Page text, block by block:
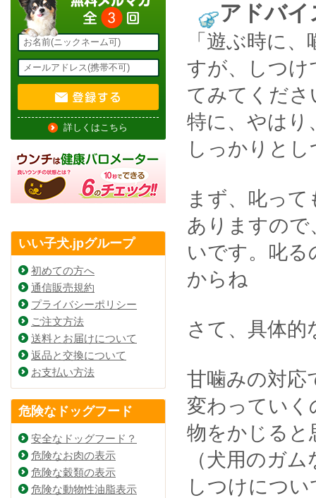
アドバイ
「遊ぶ時に、
すが、しつけ
てみてくださ
特に、やはり
しっかりと
まず、叱っ
ありますので
いです。 叱る
からね
さて、具体
甘噛みの対応
変わってい
物をかじると
（犬用のガ
しつけにつ
詳しくはこちら
いい子犬.jpグループ
初めての方へ
通信販売規約
プライバシーポリシー
ご注文方法
送料とお届けについて
返品と交換について
お支払い方法
危険なドッグフード
安全なドッグフード？
危険なお肉の表示
危険な穀類の表示
危険な動物性油脂表示